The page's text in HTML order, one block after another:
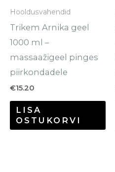
Hooldusvahendid
Trikem Arnika geel
1000 ml –
massaažigeel pinges
piirkondadele
€15.20
LISA
OSTUKORVI